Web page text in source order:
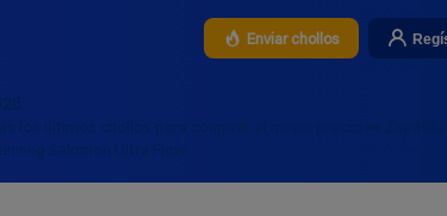
Enviar chollos
los últimos chollos para comprar al mejor precio ➡️ Zapatillas
Salomon Ultra Flow